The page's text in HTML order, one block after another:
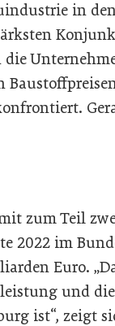
in
zum Teil
2022 im
Euro.
und
ist“, zeigt